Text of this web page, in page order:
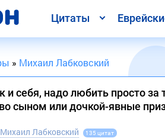
Цитаты
» Михаил Лабковский
и себя, надо любить просто за
сыном или дочкой-явные
Михаил Лабковский 135 цитат